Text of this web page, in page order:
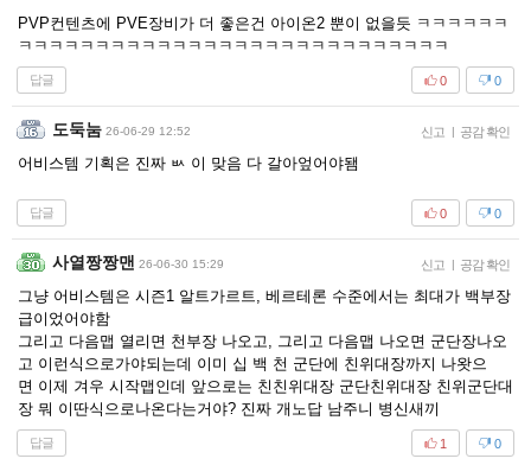
PVP컨텐츠에 PVE장비가 더 좋은건 아이온2 뿐이 없을듯 ㅋㅋㅋㅋㅋㅋ
ㅋㅋㅋㅋㅋㅋㅋㅋㅋㅋㅋㅋㅋㅋㅋㅋㅋㅋㅋㅋㅋㅋㅋㅋㅋㅋㅋㅋ
답글 0
0
도둑눔 26-06-29 12:52 신고 | 공감 확인
어비스템 기획은 진짜 ㅄ 이 맞음 다 갈아엎어야됌
답글 0
0
사열짱짱맨 26-06-30 15:29 신고 | 공감 확인
그냥 어비스템은 시즌1 알트가르트, 베르테론 수준에서는 최대가 백부장
급이었어야함
그리고 다음맵 열리면 천부장 나오고, 그리고 다음맵 나오면 군단장나오
고 이런식으로가야되는데 이미 십 백 천 군단에 친위대장까지 나왓으
면 이제 겨우 시작맵인데 앞으로는 친친위대장 군단친위대장 친위군단대
장 뭐 이딴식으로나온다는거야? 진짜 개노답 남주니 병신새끼
답글 0
1